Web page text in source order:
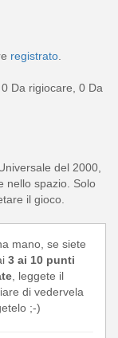
registrato.
Da rigiocare, 0 Da
del 2000,
nello spazio. Solo
il gioco.
mano, se siete
3 ai 10 punti
, leggete il
di vedervela
;-)